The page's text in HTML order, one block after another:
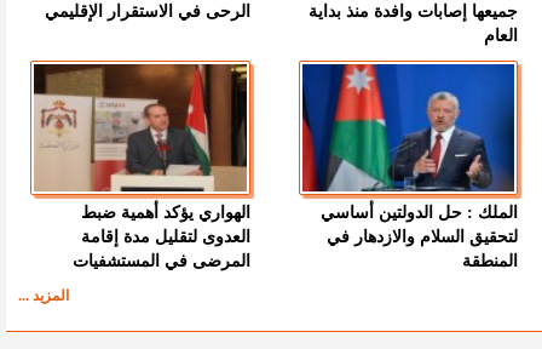
جميعها إصابات وافدة منذ بداية
العام
الرحى في الاستقرار الإقليمي
الملك : حل الدولتين أساسي
لتحقيق السلام والازدهار في
المنطقة
الهواري يؤكد أهمية ضبط
العدوى لتقليل مدة إقامة
المرضى في المستشفيات
المزيد ...